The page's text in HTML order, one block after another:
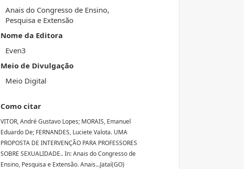
Anais do Congresso de Ensino,
Pesquisa e Extensão
Nome da Editora
Even3
Meio de Divulgação
Meio Digital
Como citar
VITOR, André Gustavo Lopes; MORAIS, Emanuel
Eduardo De; FERNANDES, Luciete Valota. UMA
PROPOSTA DE INTERVENÇÃO PARA PROFESSORES
SOBRE SEXUALIDADE.. In: Anais do Congresso de
Ensino, Pesquisa e Extensão. Anais...Jataí(GO)